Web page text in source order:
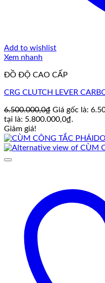
Add to wishlist
Xem nhanh
ĐỒ ĐỘ CAO CẤP
CRG CLUTCH LEVER
6.500.000,0₫ Giá gốc là:
tại là: 5.800.000,0₫.
Giảm giá!